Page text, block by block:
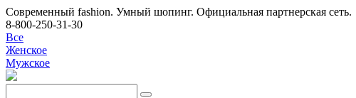
Современный fashion. Умный шопинг. Официальная партнерская сеть.
8-800-250-31-30
Все
Женское
Мужское